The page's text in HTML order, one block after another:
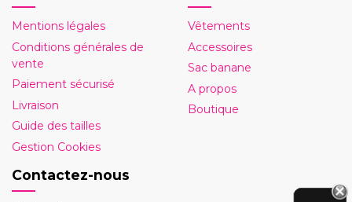
Mentions légales
Conditions générales de
vente
Paiement sécurisé
Livraison
Guide des tailles
Gestion Cookies
Vêtements
Accessoires
Sac banane
A propos
Boutique
Contactez-nous